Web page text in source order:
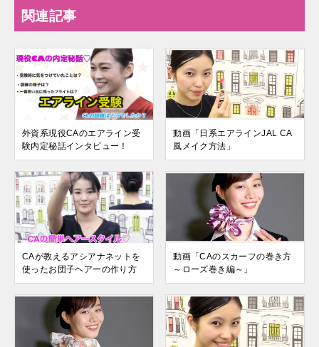
関連記事
外資系現役CAのエアライン受
験内定秘話インタビュー！
動画「日系エアラインJAL CA
風メイク方法」
CAが教えるアシアナネットを
使ったお団子ヘアーの作り方
動画「CAのスカーフの巻き方
～ローズ巻き編～」